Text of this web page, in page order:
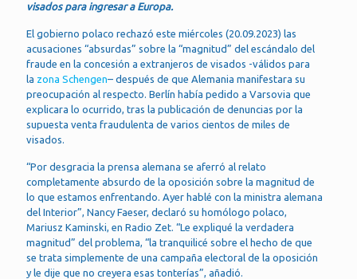
visados para ingresar a Europa.
El gobierno polaco rechazó este miércoles (20.09.2023) las
acusaciones “absurdas” sobre la “magnitud” del escándalo del
fraude en la concesión a extranjeros de visados -válidos para
la zona Schengen– después de que Alemania manifestara su
preocupación al respecto. Berlín había pedido a Varsovia que
explicara lo ocurrido, tras la publicación de denuncias por la
supuesta venta fraudulenta de varios cientos de miles de
visados.
“Por desgracia la prensa alemana se aferró al relato
completamente absurdo de la oposición sobre la magnitud de
lo que estamos enfrentando. Ayer hablé con la ministra alemana
del Interior”, Nancy Faeser, declaró su homólogo polaco,
Mariusz Kaminski, en Radio Zet. “Le expliqué la verdadera
magnitud” del problema, “la tranquilicé sobre el hecho de que
se trata simplemente de una campaña electoral de la oposición
y le dije que no creyera esas tonterías”, añadió.